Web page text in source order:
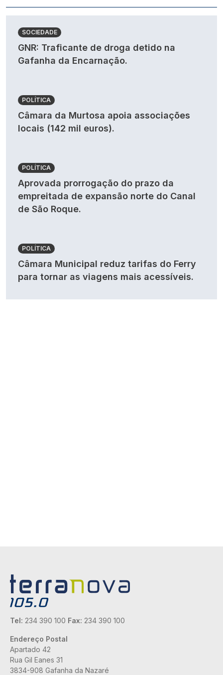
SOCIEDADE
GNR: Traficante de droga detido na
Gafanha da Encarnação.
POLÍTICA
Câmara da Murtosa apoia associações
locais (142 mil euros).
POLÍTICA
Aprovada prorrogação do prazo da
empreitada de expansão norte do Canal
de São Roque.
POLÍTICA
Câmara Municipal reduz tarifas do Ferry
para tornar as viagens mais acessíveis.
Tel: 234 390 100 Fax: 234 390 100
Endereço Postal
Apartado 42
Rua Gil Eanes 31
3834-908 Gafanha da Nazaré